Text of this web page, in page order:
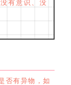
有意识、没
否有异物，如